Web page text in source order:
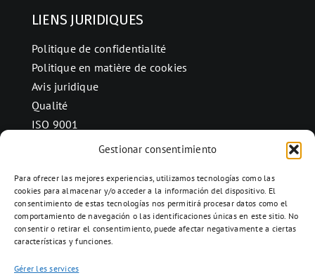
Gestionar consentimiento
Para ofrecer las mejores experiencias, utilizamos tecnologías como las
cookies para almacenar y/o acceder a la información del dispositivo. El
consentimiento de estas tecnologías nos permitirá procesar datos como el
comportamiento de navegación o las identificaciones únicas en este sitio. No
consentir o retirar el consentimiento, puede afectar negativamente a ciertas
características y funciones.
Gérer les services
LIENS JURIDIQUES
Politique de confidentialité
Politique en matière de cookies
Avis juridique
Qualité
ISO 9001
CONTACT
Ctra. Folquer a Jorba km.38,2,
08280 Calaf, Barcelona
938 69 82 50
info@ceramicascalaf.com